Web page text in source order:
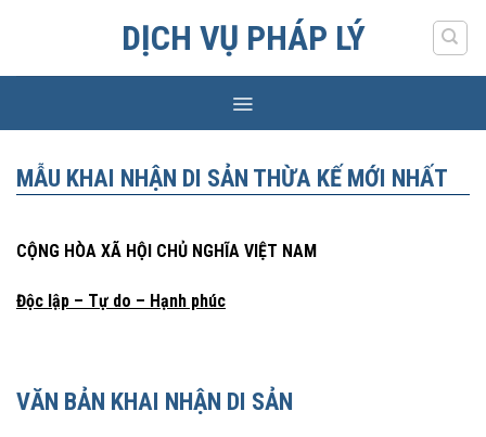
DỊCH VỤ PHÁP LÝ
MẪU KHAI NHẬN DI SẢN THỪA KẾ MỚI NHẤT
CỘNG HÒA XÃ HỘI CHỦ NGHĨA VIỆT NAM
Độc lập – Tự do – Hạnh phúc
VĂN BẢN KHAI NHẬN DI SẢN